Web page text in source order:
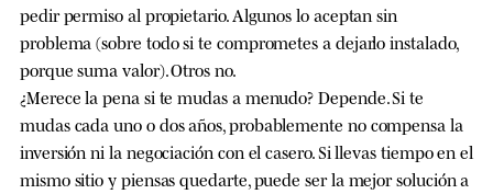
pedir permiso al propietario. Algunos lo aceptan sin
problema (sobre todo si te comprometes a dejarlo instalado,
porque suma valor). Otros no.
¿Merece la pena si te mudas a menudo? Depende. Si te
mudas cada uno o dos años, probablemente no compensa la
inversión ni la negociación con el casero. Si llevas tiempo en el
mismo sitio y piensas quedarte, puede ser la mejor solución a